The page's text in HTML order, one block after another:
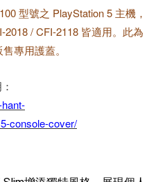
型號之 PlayStation 5 主機，
/ CFI-2118 皆適用。此為
專用護蓋。
console-cover/